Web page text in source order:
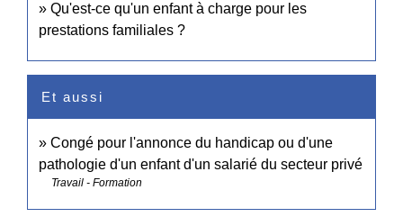
Qu'est-ce qu'un enfant à charge pour les
prestations familiales ?
Et aussi
Congé pour l'annonce du handicap ou d'une
pathologie d'un enfant d'un salarié du secteur privé
Travail - Formation